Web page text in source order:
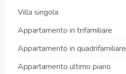
Villa singola
Appartamento in trifamiliare
Appartamento in quadrifamiliare
Appartamento ultimo piano